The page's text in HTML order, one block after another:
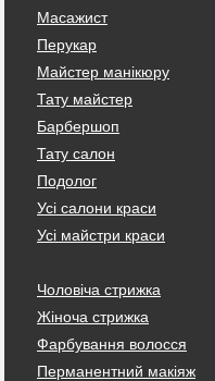
Масажист
Перукар
Майстер манікюру
Тату майстер
Барбершоп
Тату салон
Подолог
Усі салони краси
Усі майстри краси
Чоловіча стрижка
Жіноча стрижка
Фарбування волосся
Перманентний макіяж